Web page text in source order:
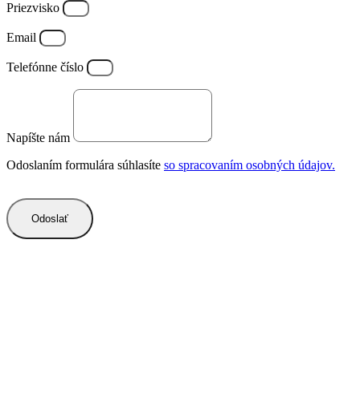
Priezvisko
Email
Telefónne číslo
Napíšte nám
Odoslaním formulára súhlasíte so spracovaním osobných údajov.
Odoslať